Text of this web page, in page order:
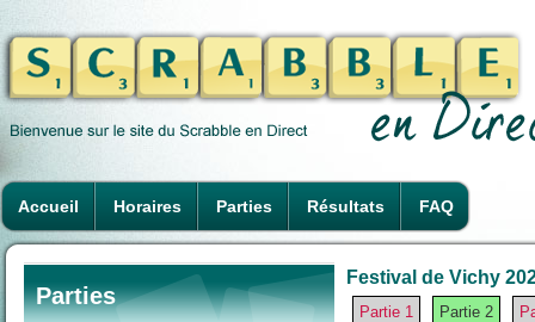
Accueil Horaires Parties Résultats FAQ
Parties
Festival de Vichy
Partie 1 Partie 2